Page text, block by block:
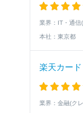
業界：
本社： 東京都
楽天カード
業界： 金融(ク